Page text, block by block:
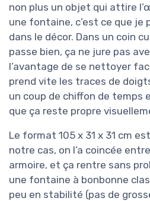
non plus un objet qui attire
une fontaine, c’est ce que je
dans le décor. Dans un coin
passe bien, ça ne jure pas
l’avantage de se nettoyer
prend vite les traces de
un coup de chiffon de temps
que ça reste propre
Le format 105 x 31 x 31 cm
notre cas, on l’a coincée
armoire, et ça rentre sans
une fontaine à bonbonne
peu en stabilité (pas de